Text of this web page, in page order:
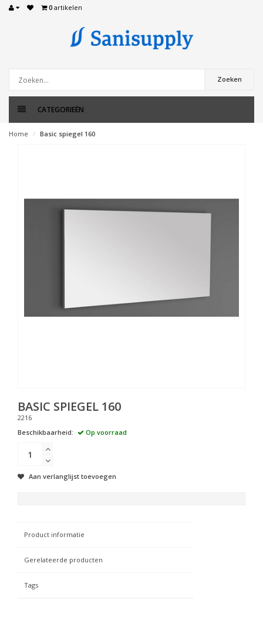
0 artikelen
Zoeken
CATEGORIEËN
Home Basic spiegel 160
BASIC SPIEGEL 160
2216
Beschikbaarheid:
Op voorraad
Aan verlanglijst toevoegen
Product informatie
Gerelateerde producten
Tags